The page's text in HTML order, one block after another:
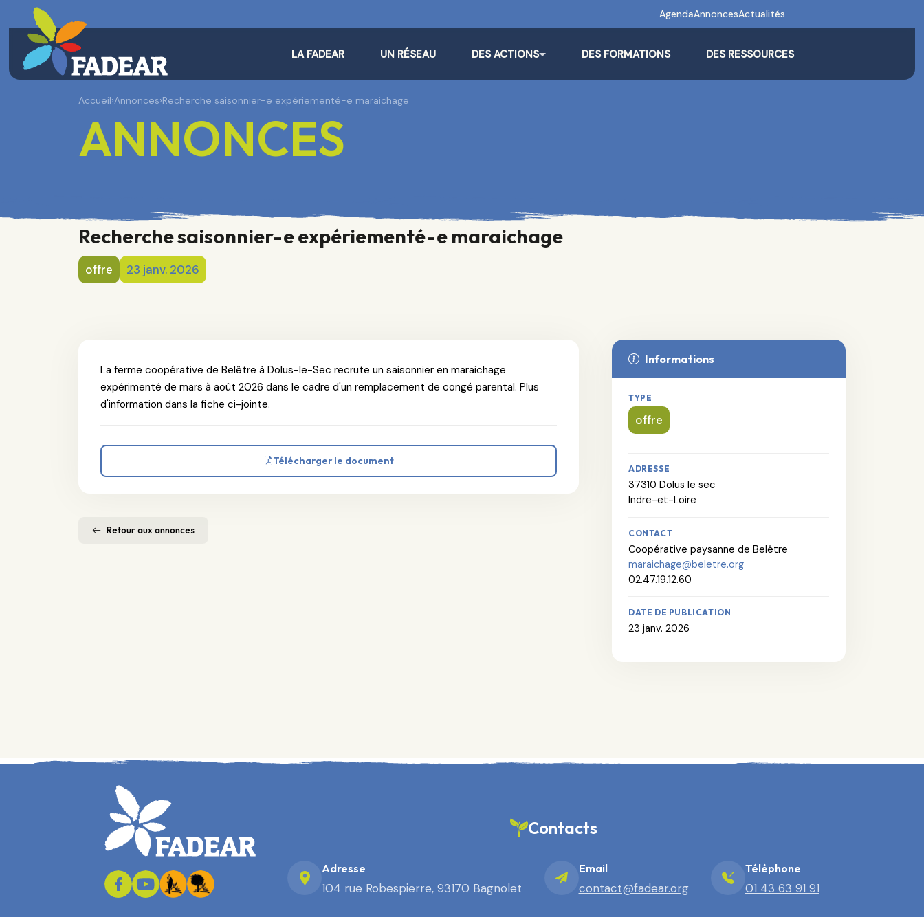
AgendaAnnoncesActualités
LA FADEAR UN RÉSEAU DES ACTIONS DES FORMATIONS DES RESSOURCES
Accueil›Annonces›Recherche saisonnier-e expériementé-e maraichage
ANNONCES
Recherche saisonnier-e expériementé-e maraichage
offre 23 janv. 2026
La ferme coopérative de Belêtre à Dolus-le-Sec recrute un saisonnier en maraichage
expérimenté de mars à août 2026 dans le cadre d'un remplacement de congé parental. Plus
d'information dans la fiche ci-jointe.
Télécharger le document
Retour aux annonces
Informations
TYPE
offre
ADRESSE
37310 Dolus le sec
Indre-et-Loire
CONTACT
Coopérative paysanne de Belêtre
maraichage@beletre.org
02.47.19.12.60
DATE DE PUBLICATION
23 janv. 2026
Contacts
Adresse
104 rue Robespierre, 93170 Bagnolet
Email
contact@fadear.org
Téléphone
01 43 63 91 91